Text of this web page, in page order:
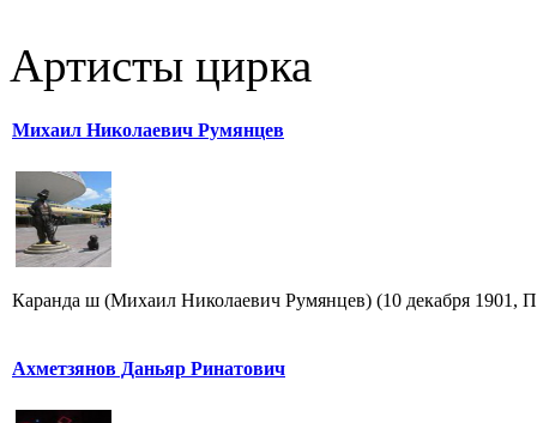
Артисты цирка
Михаил Николаевич Румянцев
Каранда ш (Михаил Николаевич Румянцев) (10 декабря 1901,
Ахметзянов Даньяр Ринатович